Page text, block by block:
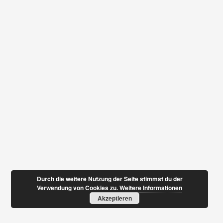
Durch die weitere Nutzung der Seite stimmst du der
Verwendung von Cookies zu.Weitere Informationen
Akzeptieren